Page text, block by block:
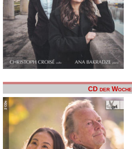
CD der Woche